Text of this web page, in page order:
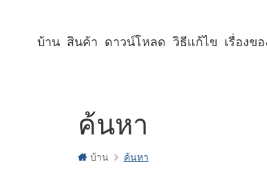
บ้าน สินค้า ดาวน์โหลด วิธีแก้ไข เรื่องขอ
ค้นหา
บ้าน ค้นหา